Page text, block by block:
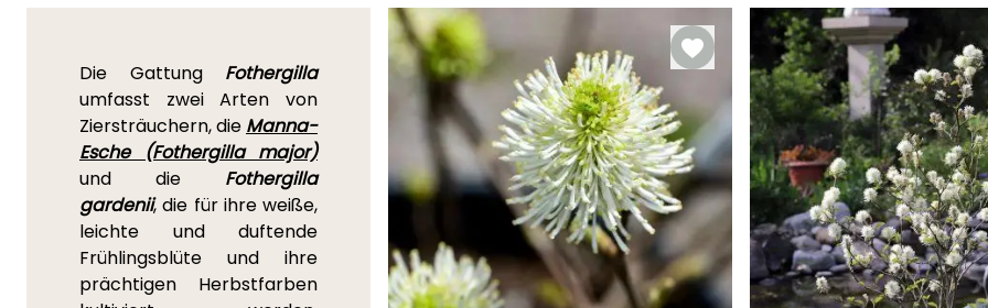
Die Gattung Fothergilla
umfasst zwei Arten von
Ziersträuchern, die Manna-
Esche (Fothergilla major)
und die Fothergilla
gardenii, die für ihre weiße,
leichte und duftende
Frühlingsblüte und ihre
prächtigen Herbstfarben